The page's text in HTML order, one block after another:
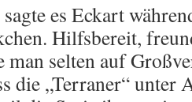
es Eckart
Hilfsbereit,
man selten auf
die „Terraner“ unter